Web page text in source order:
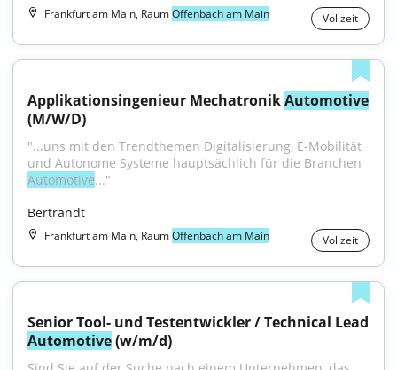
Frankfurt am Main, RaumOffenbach am Main Vollzeit
Applikationsingenieur Mechatronik Automotive
(M/W/D)
"...uns mit den Trendthemen Digitalisierung, E-Mobilität
Automotive..."
Bertrandt
Frankfurt am Main, RaumOffenbach am Main Vollzeit
Automotive (w/m/d)